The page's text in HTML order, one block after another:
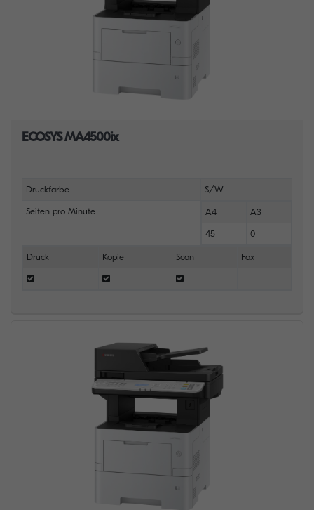
ECOSYS MA4500ix
Druckfarbe S/W
Seiten pro Minute A4 A3
45 0
Druck Kopie Scan Fax